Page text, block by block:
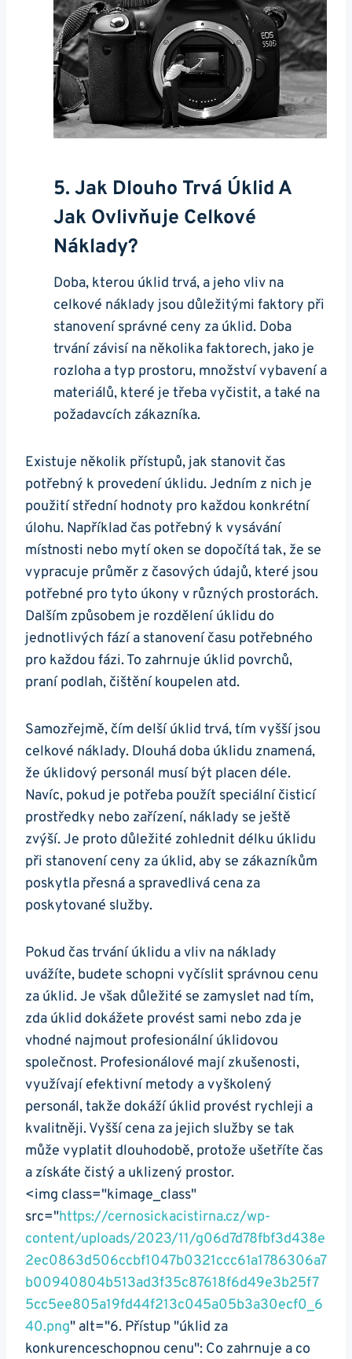
5. Jak Dlouho Trvá Úklid A
Jak Ovlivňuje Celkové
Náklady?
Doba, kterou úklid trvá, a jeho vliv na
celkové náklady jsou důležitými faktory při
stanovení správné ceny za úklid. Doba
trvání závisí na několika faktorech, jako je
rozloha a typ prostoru, množství vybavení a
materiálů, které je třeba vyčistit, a také na
požadavcích zákazníka.
Existuje několik přístupů, jak stanovit čas
potřebný k provedení úklidu. Jedním z nich je
použití střední hodnoty pro každou konkrétní
úlohu. Například čas potřebný k vysávání
místnosti nebo mytí oken se dopočítá tak, že se
vypracuje průměr z časových údajů, které jsou
potřebné pro tyto úkony v různých prostorách.
Dalším způsobem je rozdělení úklidu do
jednotlivých fází a stanovení času potřebného
pro každou fázi. To zahrnuje úklid povrchů,
praní podlah, čištění koupelen atd.
Samozřejmě, čím delší úklid trvá, tím vyšší jsou
celkové náklady. Dlouhá doba úklidu znamená,
že úklidový personál musí být placen déle.
Navíc, pokud je potřeba použít speciální čisticí
prostředky nebo zařízení, náklady se ještě
zvýší. Je proto důležité zohlednit délku úklidu
při stanovení ceny za úklid, aby se zákazníkům
poskytla přesná a spravedlivá cena za
poskytované služby.
Pokud čas trvání úklidu a vliv na náklady
uvážíte, budete schopni vyčíslit správnou cenu
za úklid. Je však důležité se zamyslet nad tím,
zda úklid dokážete provést sami nebo zda je
vhodné najmout profesionální úklidovou
společnost. Profesionálové mají zkušenosti,
využívají efektivní metody a vyškolený
personál, takže dokáží úklid provést rychleji a
kvalitněji. Vyšší cena za jejich služby se tak
může vyplatit dlouhodobě, protože ušetříte čas
a získáte čistý a uklizený prostor.
<img class="kimage_class"
src="https://cernosickacistirna.cz/wp-
content/uploads/2023/11/g06d7d78fbf3d438e
2ec0863d506ccbf1047b0321ccc61a1786306a7
b00940804b513ad3f35c87618f6d49e3b25f7
5cc5ee805a19fd44f213c045a05b3a30ecf0_6
40.png" alt="6. Přístup "úklid za
konkurenceschopnou cenu": Co zahrnuje a co